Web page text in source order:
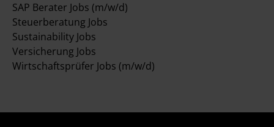
SAP Berater Jobs (m/w/d)
Steuerberatung Jobs
Sustainability Jobs
Versicherung Jobs
Wirtschaftsprüfer Jobs (m/w/d)